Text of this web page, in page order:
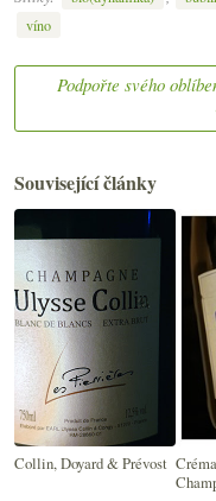
víno
Podpořte svého
Související články
Collin, Doyard & Prévost